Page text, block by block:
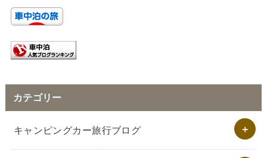
カテゴリー
キャンピングカー旅行ブログ